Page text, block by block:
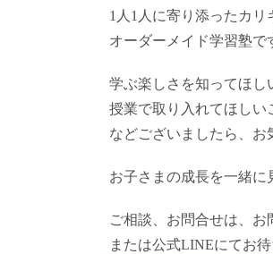
1人1人に寄り添ったカ
オーダーメイド学習塾で
学ぶ楽しさを知ってほし
授業で取り入れてほしい
などございましたら、お
お子さまの成長を一緒に
ご相談、お問合せは、お
または公式LINEにてお待